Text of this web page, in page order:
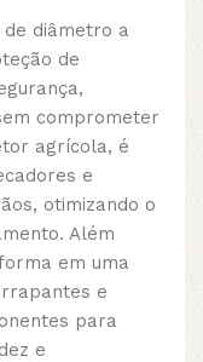
de diâmetro a
de
comprometer
agrícola, é
e
otimizando o
Além
em uma
e
para
e